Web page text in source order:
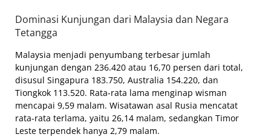
Dominasi Kunjungan dari Malaysia dan Negara
Tetangga
Malaysia menjadi penyumbang terbesar jumlah
kunjungan dengan 236.420 atau 16,70 persen dari total,
disusul Singapura 183.750, Australia 154.220, dan
Tiongkok 113.520. Rata-rata lama menginap wisman
mencapai 9,59 malam. Wisatawan asal Rusia mencatat
rata-rata terlama, yaitu 26,14 malam, sedangkan Timor
Leste terpendek hanya 2,79 malam.